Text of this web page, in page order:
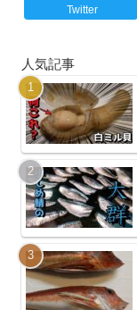
Twitter
人気記事